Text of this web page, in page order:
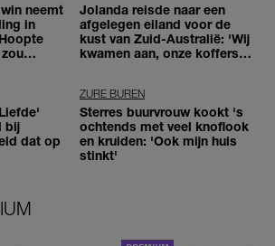
neemt
in
Jolanda reisde naar een
afgelegen eiland voor de
kust van Zuid-Australië: 'Wij
kwamen aan, onze koffers
bij
dat op
ZURE BUREN
Sterres buurvrouw kookt 's
ochtends met veel knoflook
en kruiden: 'Ook mijn huis
stinkt'